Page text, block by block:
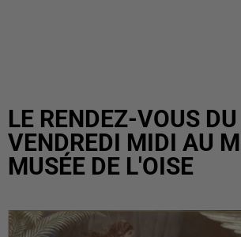
LE RENDEZ-VOUS DU
VENDREDI MIDI AU
MUSÉE DE L'OISE